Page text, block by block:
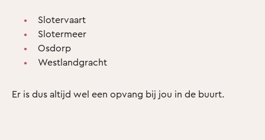
Slotervaart
Slotermeer
Osdorp
Westlandgracht
Er is dus altijd wel een opvang bij jou in de buurt.